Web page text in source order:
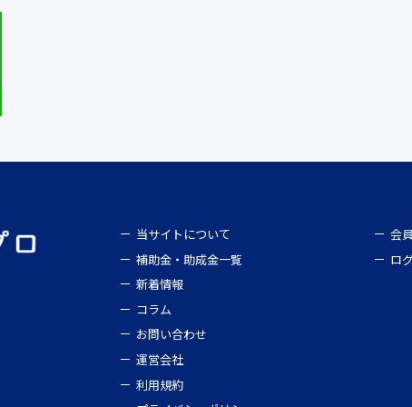
当サイトについて
補助金・助成金一覧
新着情報
コラム
お問い合わせ
運営会社
利用規約
会
ロ